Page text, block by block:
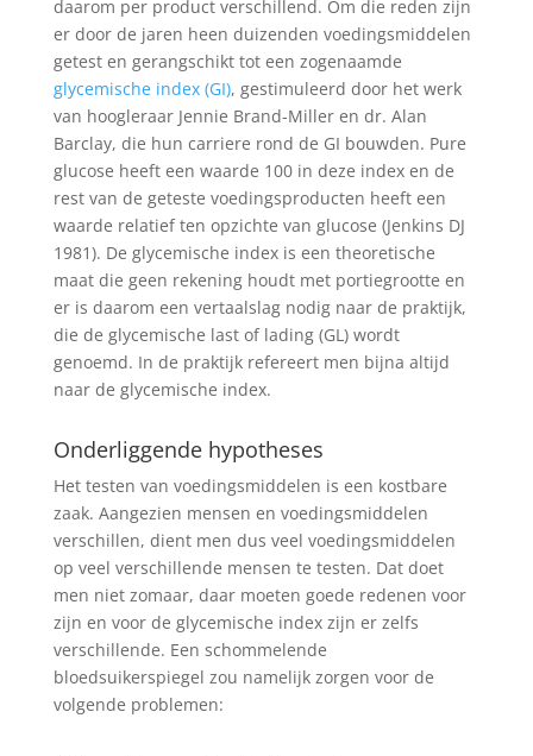
daarom per product verschillend. Om die reden zijn
er door de jaren heen duizenden voedingsmiddelen
getest en gerangschikt tot een zogenaamde
glycemische index (GI), gestimuleerd door het werk
van hoogleraar Jennie Brand-Miller en dr. Alan
Barclay, die hun carriere rond de GI bouwden. Pure
glucose heeft een waarde 100 in deze index en de
rest van de geteste voedingsproducten heeft een
waarde relatief ten opzichte van glucose (Jenkins DJ
1981). De glycemische index is een theoretische
maat die geen rekening houdt met portiegrootte en
er is daarom een vertaalslag nodig naar de praktijk,
die de glycemische last of lading (GL) wordt
genoemd. In de praktijk refereert men bijna altijd
naar de glycemische index.
Onderliggende hypotheses
Het testen van voedingsmiddelen is een kostbare
zaak. Aangezien mensen en voedingsmiddelen
verschillen, dient men dus veel voedingsmiddelen
op veel verschillende mensen te testen. Dat doet
men niet zomaar, daar moeten goede redenen voor
zijn en voor de glycemische index zijn er zelfs
verschillende. Een schommelende
bloedsuikerspiegel zou namelijk zorgen voor de
volgende problemen: